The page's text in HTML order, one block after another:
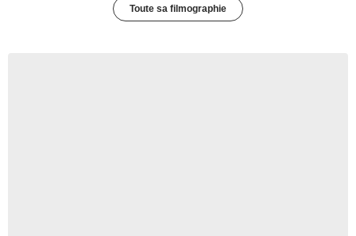
Toute sa filmographie